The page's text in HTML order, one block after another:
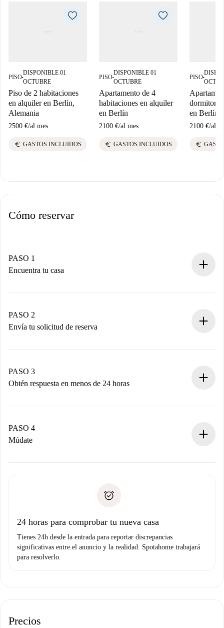
PISO■
DISPONIBLE 01
OCTUBRE
Piso de 2 habitaciones
en alquiler en Berlín,
Alemania
2500 €/al mes
euro GASTOS INCLUIDOS
PISO■
DISPONIBLE 01
OCTUBRE
Apartamento de 4
habitaciones en alquiler
en Berlín
2100 €/al mes
euro GASTOS INCLUIDOS
PISO■
en Berlín
2100 €/al
euro
Cómo reservar
PASO 1
Encuentra tu casa
Tienes toda la información necesaria por adelantado.
PASO 2
Envía tu solicitud de reserva
propietario acepte.
PASO 3
Obtén respuesta en menos de 24 horas
contacto con el propietario.
Si es rechazada: No te haremos ningún cargo y te
Prueba de solvencia
PASO 4
Múdate
no nos comunicas ningún problema.
24 horas para comprobar tu nueva casa
Tienes 24h desde la entrada para reportar discrepancias
significativas entre el anuncio y la realidad. Spotahome trabajará
para resolverlo.
Precios